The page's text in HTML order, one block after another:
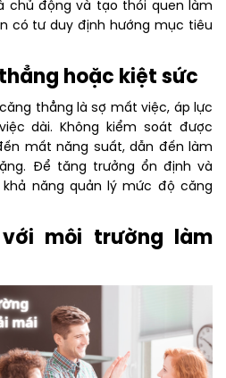
chủ động và tạo thói quen làm
có tư duy định hướng mục tiêu
hoặc kiệt sức
thẳng là sợ mất việc, áp lực
dài. Không kiểm soát được
mất năng suất, dẫn đến làm
Để tăng trưởng ổn định và
năng quản lý mức độ căng
môi trường làm